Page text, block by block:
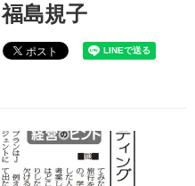
島規子
ポスト